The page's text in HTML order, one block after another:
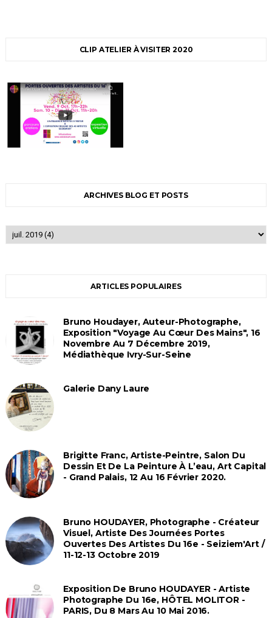
CLIP ATELIER À VISITER 2020
ARCHIVES BLOG ET POSTS
ARTICLES POPULAIRES
Bruno Houdayer, Auteur-Photographe,
Exposition "Voyage Au Cœur Des Mains", 16
Novembre Au 7 Décembre 2019,
Médiathèque Ivry-Sur-Seine
Galerie Dany Laure
Brigitte Franc, Artiste-Peintre, Salon Du
Dessin Et De La Peinture À L’eau, Art Capital
- Grand Palais, 12 Au 16 Février 2020.
Bruno HOUDAYER, Photographe - Créateur
Visuel, Artiste Des Journées Portes
Ouvertes Des Artistes Du 16e - Seiziem'Art /
11-12-13 Octobre 2019
Exposition De Bruno HOUDAYER - Artiste
Photographe Du 16e, HÔTEL MOLITOR -
PARIS, Du 8 Mars Au 10 Mai 2016.